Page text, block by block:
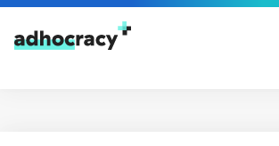
Skip to content